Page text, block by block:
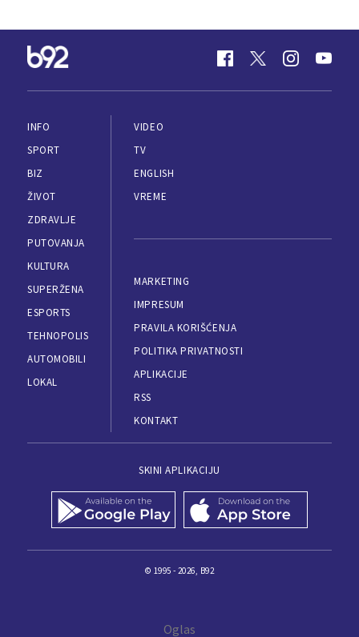
INFO
SPORT
BIZ
ŽIVOT
ZDRAVLJE
PUTOVANJA
KULTURA
SUPERŽENA
ESPORTS
TEHNOPOLIS
AUTOMOBILI
LOKAL
VIDEO
TV
ENGLISH
VREME
MARKETING
IMPRESUM
PRAVILA KORIŠĆENJA
POLITIKA PRIVATNOSTI
APLIKACIJE
RSS
KONTAKT
SKINI APLIKACIJU
© 1995 - 2026, B92